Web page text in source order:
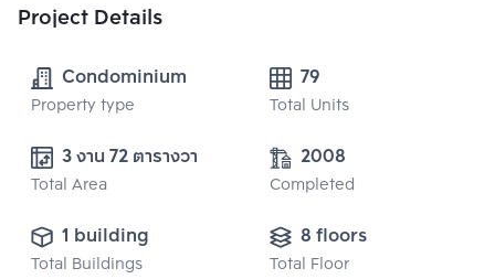
Project Details
Condominium
Property type
79
Total Units
3 งาน 72 ตารางวา
Total Area
2008
Completed
1 building
Total Buildings
8 floors
Total Floor